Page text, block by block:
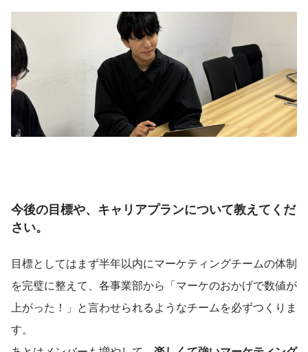
今後の目標や、キャリアプランについて教えてくだ
さい。
目標としてはまず半年以内にマーケティングチームの体制
を完璧に整えて、各事業部から「マーケのおかげで数値が
上がった！」と言わせられるようなチームを必ずつくりま
す。